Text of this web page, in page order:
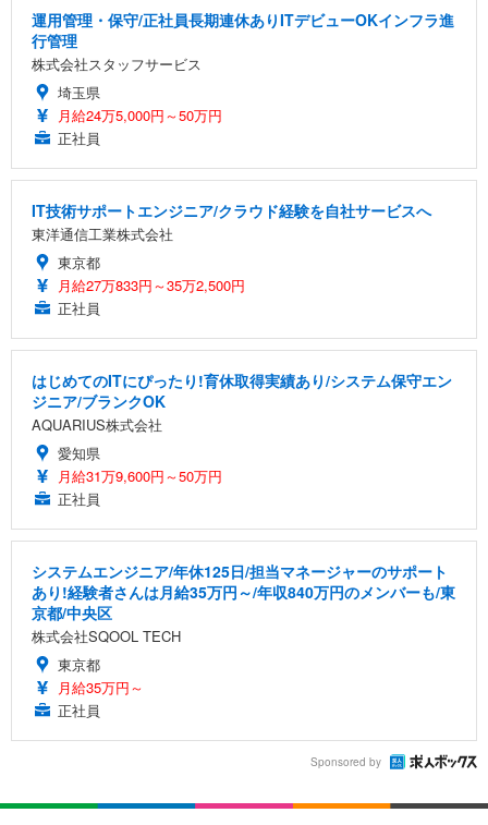
運用管理・保守/正社員長期連休ありITデビューOKインフラ進
行管理
株式会社スタッフサービス
埼玉県
月給24万5,000円～50万円
正社員
IT技術サポートエンジニア/クラウド経験を自社サービスへ
東洋通信工業株式会社
東京都
月給27万833円～35万2,500円
正社員
はじめてのITにぴったり!育休取得実績あり/システム保守エン
ジニア/ブランクOK
AQUARIUS株式会社
愛知県
月給31万9,600円～50万円
正社員
システムエンジニア/年休125日/担当マネージャーのサポート
あり!経験者さんは月給35万円～/年収840万円のメンバーも/東
京都/中央区
株式会社SQOOL TECH
東京都
月給35万円～
正社員
Sponsored by